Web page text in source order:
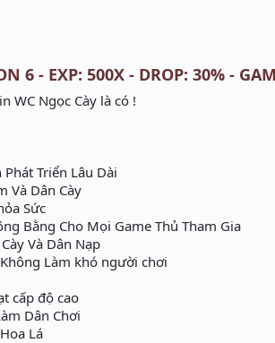
6 - EXP: 500X - DROP: 30% -
WC Ngọc Cày là có !
Triển Lâu Dài
Và Dân Cày
Sức
Bằng Cho Mọi Game Thủ Tham Gia
Và Dân Nạp
Làm khó người chơi
cấp độ cao
Dân Chơi
Lá